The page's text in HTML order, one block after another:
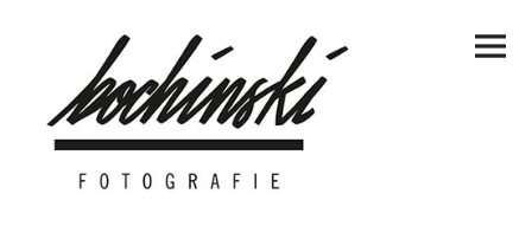
Menu